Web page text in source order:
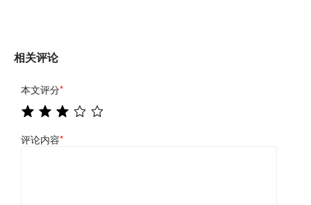
相关评论
本文评分*
评论内容*